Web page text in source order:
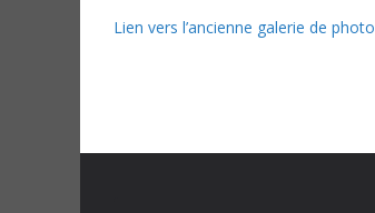
Lien vers l’ancienne galerie de photo